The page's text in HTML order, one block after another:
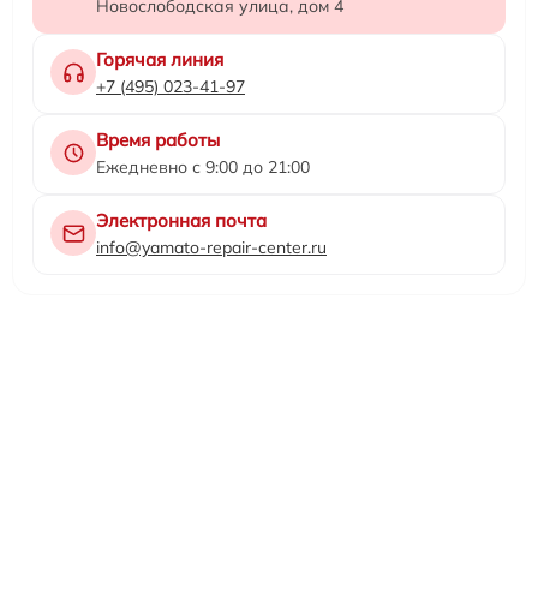
Новослободская улица, дом 4
Горячая линия
+7 (495) 023-41-97
Время работы
Ежедневно с 9:00 до 21:00
Электронная почта
info@yamato-repair-center.ru